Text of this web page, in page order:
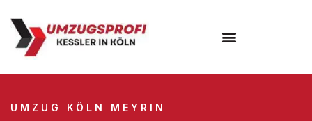
UMZUG KÖLN MEYRIN